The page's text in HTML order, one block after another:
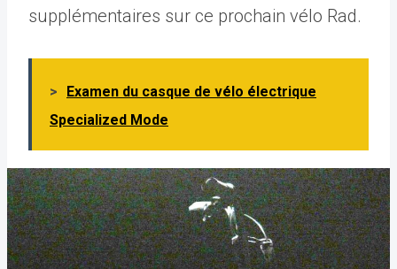
supplémentaires sur ce prochain vélo Rad.
>
Examen du casque de vélo électrique
Specialized Mode